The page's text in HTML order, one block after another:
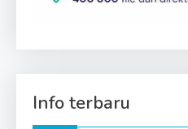
Info terbaru